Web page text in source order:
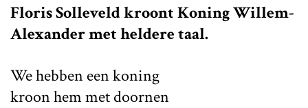
Floris Solleveld kroont Koning Willem-
Alexander met heldere taal.
We hebben een koning
kroon hem met doornen